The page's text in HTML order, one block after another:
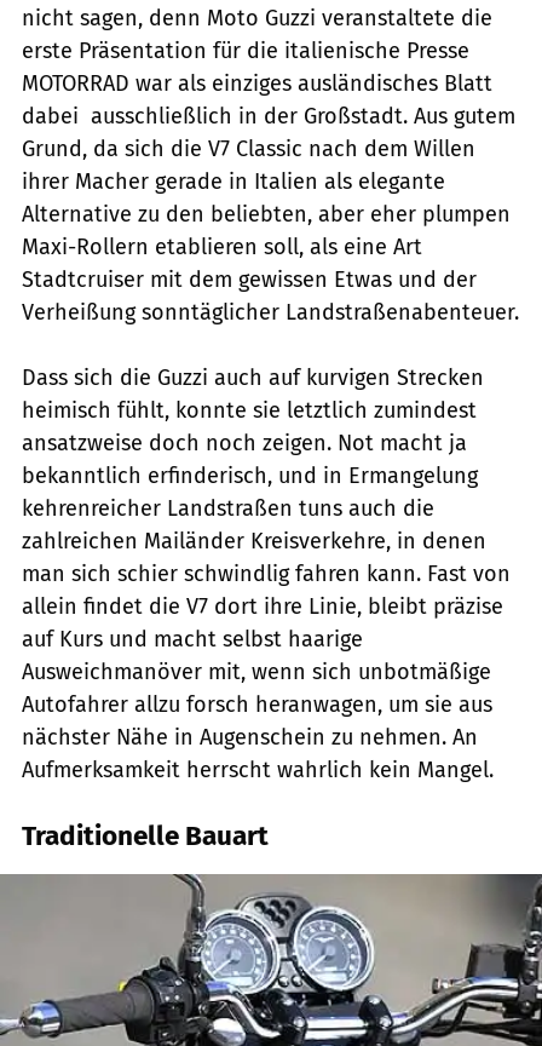
nicht sagen, denn Moto Guzzi veranstaltete die
erste Präsentation für die italienische Presse 
MOTORRAD war als einziges ausländisches Blatt
dabei  ausschließlich in der Großstadt. Aus gutem
Grund, da sich die V7 Classic nach dem Willen
ihrer Macher gerade in Italien als elegante
Alternative zu den beliebten, aber eher plumpen
Maxi-Rollern etablieren soll, als eine Art
Stadtcruiser mit dem gewissen Etwas und der
Verheißung sonntäglicher Landstraßenabenteuer.
Dass sich die Guzzi auch auf kurvigen Strecken
heimisch fühlt, konnte sie letztlich zumindest
ansatzweise doch noch zeigen. Not macht ja
bekanntlich erfinderisch, und in Ermangelung
kehrenreicher Landstraßen tuns auch die
zahlreichen Mailänder Kreisverkehre, in denen
man sich schier schwindlig fahren kann. Fast von
allein findet die V7 dort ihre Linie, bleibt präzise
auf Kurs und macht selbst haarige
Ausweichmanöver mit, wenn sich unbotmäßige
Autofahrer allzu forsch heranwagen, um sie aus
nächster Nähe in Augenschein zu nehmen. An
Aufmerksamkeit herrscht wahrlich kein Mangel.
Traditionelle Bauart